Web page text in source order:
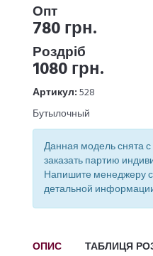
Опт
780 грн.
Роздріб
1080 грн.
Артикул:528
Бутылочный
Данная модель снята
заказать партию
Напишите менеджеру
детальной
ОПИС ТАБЛИЦЯ